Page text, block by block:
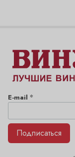
E-mail *
Подписаться